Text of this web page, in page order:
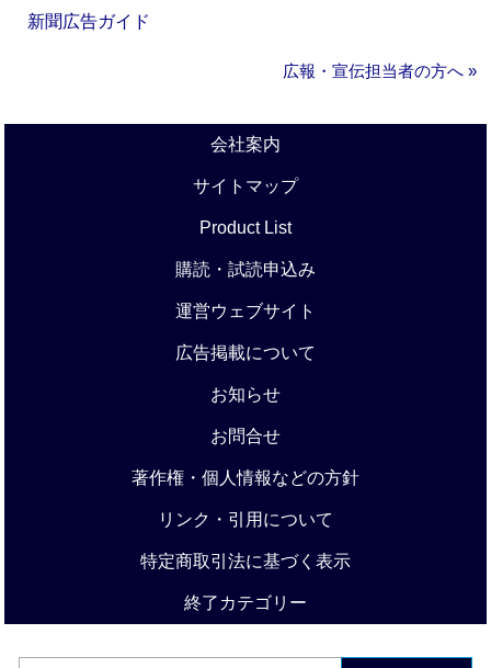
新聞広告ガイド
広報・宣伝担当者の方へ »
会社案内
サイトマップ
Product List
購読・試読申込み
運営ウェブサイト
広告掲載について
お知らせ
お問合せ
著作権・個人情報などの方針
リンク・引用について
特定商取引法に基づく表示
終了カテゴリー